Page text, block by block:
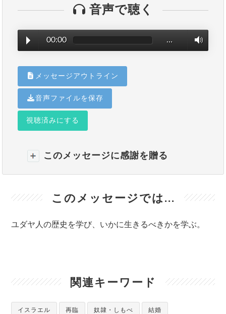
音声で聴く
00:00 …
メッセージアウトライン
音声ファイルを保存
視聴済みにする
このメッセージに感謝を贈る
このメッセージでは...
ユダヤ人の歴史を学び、いかに生きるべきかを学ぶ。
関連キーワード
イスラエル 再臨 奴隷・しもべ 結婚